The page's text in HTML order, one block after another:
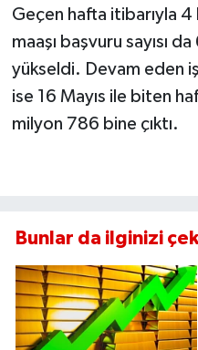
Geçen hafta itibarıyla 4
maaşı başvuru sayısı
yükseldi. Devam eden
ise 16 Mayıs ile biten
milyon 786 bine çıktı.
Bunlar da ilginizi